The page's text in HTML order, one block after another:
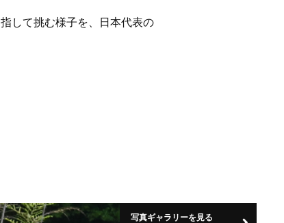
して挑む様子を、日本代表の
写真ギャラリーを見る